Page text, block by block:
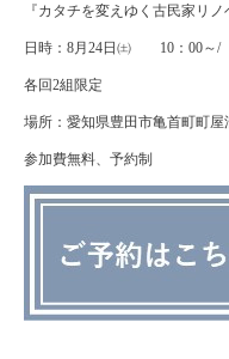
『カタチを変えゆく古民家リ
日時： 8月 24日㈯ 10 ： 00～/
各回2組限定
場所：愛知県豊田市亀首町町屋
参加費無料、予約制